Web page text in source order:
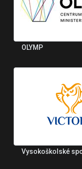
OLYMP
Vysokoškolské